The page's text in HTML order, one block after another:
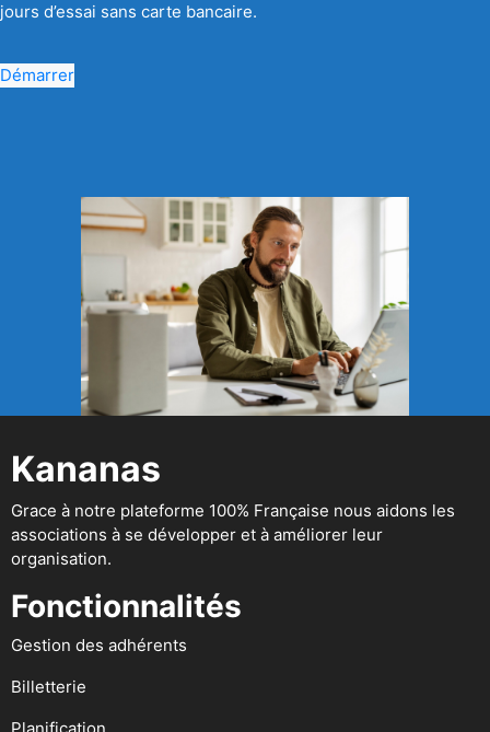
jours d’essai sans carte bancaire.
Démarrer
Kananas
Grace à notre plateforme 100% Française nous aidons les
associations à se développer et à améliorer leur
organisation.
Fonctionnalités
Gestion des adhérents
Billetterie